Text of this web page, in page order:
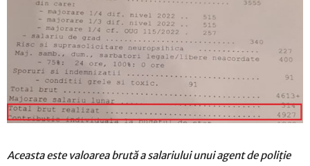
Aceasta este valoarea brută a salariului unui agent de poliție